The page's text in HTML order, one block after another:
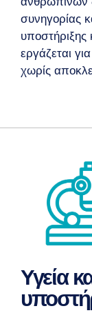
συνηγορίας
εργάζεται
χωρίς
Υγεία